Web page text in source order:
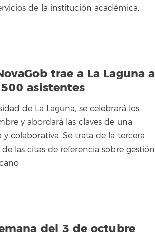
de la institución académica.
trae a La Laguna a
asistentes
de La Laguna, se celebrará los
y abordará las claves de una
colaborativa. Se trata de la tercera
las citas de referencia sobre gestión
del 3 de octubre